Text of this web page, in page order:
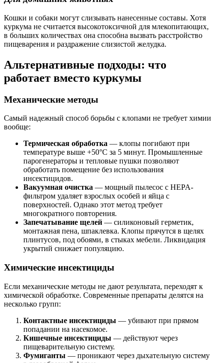
Кошки и собаки могут слизывать нанесенные составы. Хотя
куркума не считается высокотоксичной для млекопитающих,
в больших количествах она способна вызвать расстройство
пищеварения и раздражение слизистой желудка.
Альтернативные подходы: что
работает вместо куркумы
Механические методы
Самый надежный способ борьбы с клопами не требует химии
вообще:
Термическая обработка — клопы погибают при
температуре выше +50°C за 5 минут. Промышленные
парогенераторы и тепловые пушки позволяют
обработать помещение без использования
инсектицидов.
Вакуумная очистка — мощный пылесос с HEPA-
фильтром удаляет взрослых особей и яйца с
поверхностей. Однако этот метод требует
многократного повторения.
Запечатывание щелей — силиконовый герметик,
монтажная пена, шпаклевка. Клопы прячутся в щелях
плинтусов, под обоями, в стыках мебели. Ликвидация
укрытий снижает популяцию.
Химические инсектициды
Если механические методы не дают результата, переходят к
химической обработке. Современные препараты делятся на
несколько групп:
Контактные инсектициды — убивают при прямом
попадании на насекомое.
Кишечные инсектициды — действуют через
пищеварительную систему.
Фумиганты — проникают через дыхательную систему